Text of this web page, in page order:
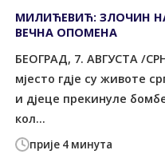
прије 4 минута
МИЛИЋЕВИЋ: ЗЛОЧИН
ВЕЧНА ОПОМЕНА
БЕОГРАД, 7. АВГУСТА /
мјесто гдје су животе
и дјеце прекинуле
кол...